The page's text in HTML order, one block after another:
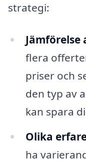
strategi:
Jämförelse
flera
priser och
den typ av
kan spara
Olika
ha